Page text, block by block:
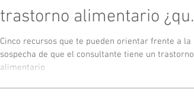
trastorno alimentario ¿qué
hago? Cinco recursos que
te pueden orientar - Parte
Cinco recursos que te pueden orientar frente a la
sospecha de que el consultante tiene un trastorno
alimentario